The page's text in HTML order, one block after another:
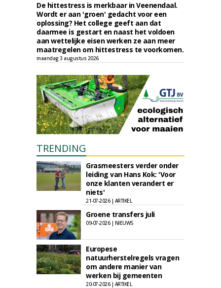
De hittestress is merkbaar in Veenendaal.
Wordt er aan 'groen' gedacht voor een
oplossing? Het college geeft aan dat
daarmee is gestart en naast het voldoen
aan wettelijke eisen werken ze aan meer
maatregelen om hittestress te voorkomen.
maandag 3 augustus 2026
TRENDING
Grasmeesters verder onder
leiding van Hans Kok: 'Voor
onze klanten verandert er
niets'
21-07-2026 | ARTIKEL
Groene transfers juli
09-07-2026 | NIEUWS
Europese
natuurherstelregels vragen
om andere manier van
werken bij gemeenten
20-07-2026 | ARTIKEL